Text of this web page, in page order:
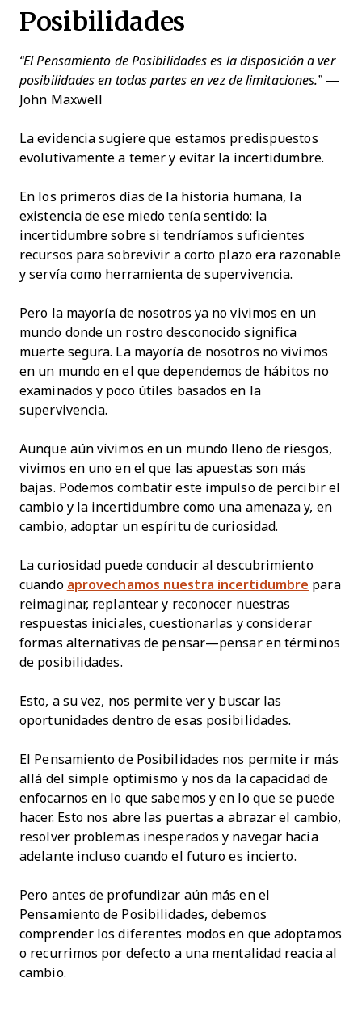
Posibilidades
“El Pensamiento de Posibilidades es la disposición a ver
posibilidades en todas partes en vez de limitaciones.”—
John Maxwell
La evidencia sugiere que estamos predispuestos
evolutivamente a temer y evitar la incertidumbre.
En los primeros días de la historia humana, la
existencia de ese miedo tenía sentido: la
incertidumbre sobre si tendríamos suficientes
recursos para sobrevivir a corto plazo era razonable
y servía como herramienta de supervivencia.
Pero la mayoría de nosotros ya no vivimos en un
mundo donde un rostro desconocido significa
muerte segura. La mayoría de nosotros no vivimos
en un mundo en el que dependemos de hábitos no
examinados y poco útiles basados en la
supervivencia.
Aunque aún vivimos en un mundo lleno de riesgos,
vivimos en uno en el que las apuestas son más
bajas. Podemos combatir este impulso de percibir el
cambio y la incertidumbre como una amenaza y, en
cambio, adoptar un espíritu de curiosidad.
La curiosidad puede conducir al descubrimiento
cuando aprovechamos nuestra incertidumbre para
reimaginar, replantear y reconocer nuestras
respuestas iniciales, cuestionarlas y considerar
formas alternativas de pensar—pensar en términos
de posibilidades.
Esto, a su vez, nos permite ver y buscar las
oportunidades dentro de esas posibilidades.
El Pensamiento de Posibilidades nos permite ir más
allá del simple optimismo y nos da la capacidad de
enfocarnos en lo que sabemos y en lo que se puede
hacer. Esto nos abre las puertas a abrazar el cambio,
resolver problemas inesperados y navegar hacia
adelante incluso cuando el futuro es incierto.
Pero antes de profundizar aún más en el
Pensamiento de Posibilidades, debemos
comprender los diferentes modos en que adoptamos
o recurrimos por defecto a una mentalidad reacia al
cambio.